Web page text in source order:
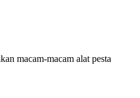
macam-macam alat pesta